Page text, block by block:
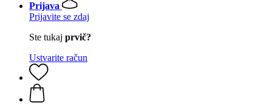
Prijava
Prijavite se zdaj
Ste tukaj prvič?
Ustvarite račun